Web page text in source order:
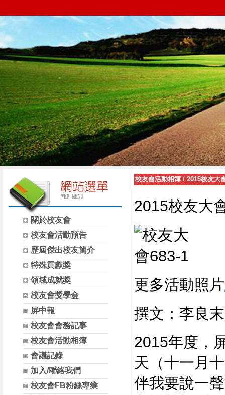
關於校友會
校友會活動預告
歷屆傑出校友簡介
特殊貢獻獎
領域成就獎
校友會獎學金
屏中報
校友會會務記事
校友會活動相簿
會議記錄
加入/聯絡我們
校友會FB粉絲專業
校友會活動相簿 / 2015校友大
2015校友大
更多活動照片
撰文：李良
2015年度，
天（十一月
伴我要說一